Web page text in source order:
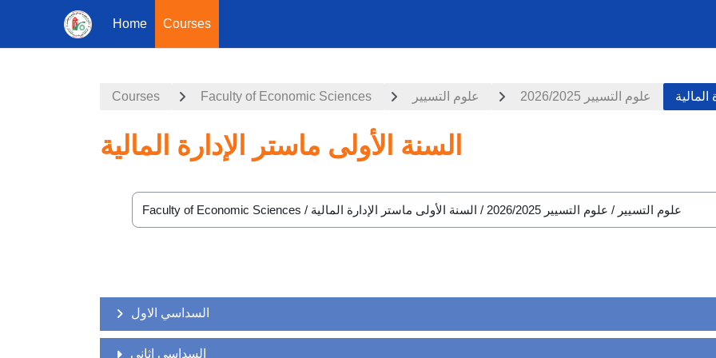
Home Courses
Courses Faculty of Economic Sciences علوم التسيير علوم التسيير 2026/2025 المالية
السنة الأولى ماستر الإدارة المالية
Course categories
السداسي الاول
السداسي اثاني